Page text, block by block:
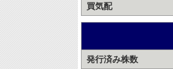
買気配
発行済み株数